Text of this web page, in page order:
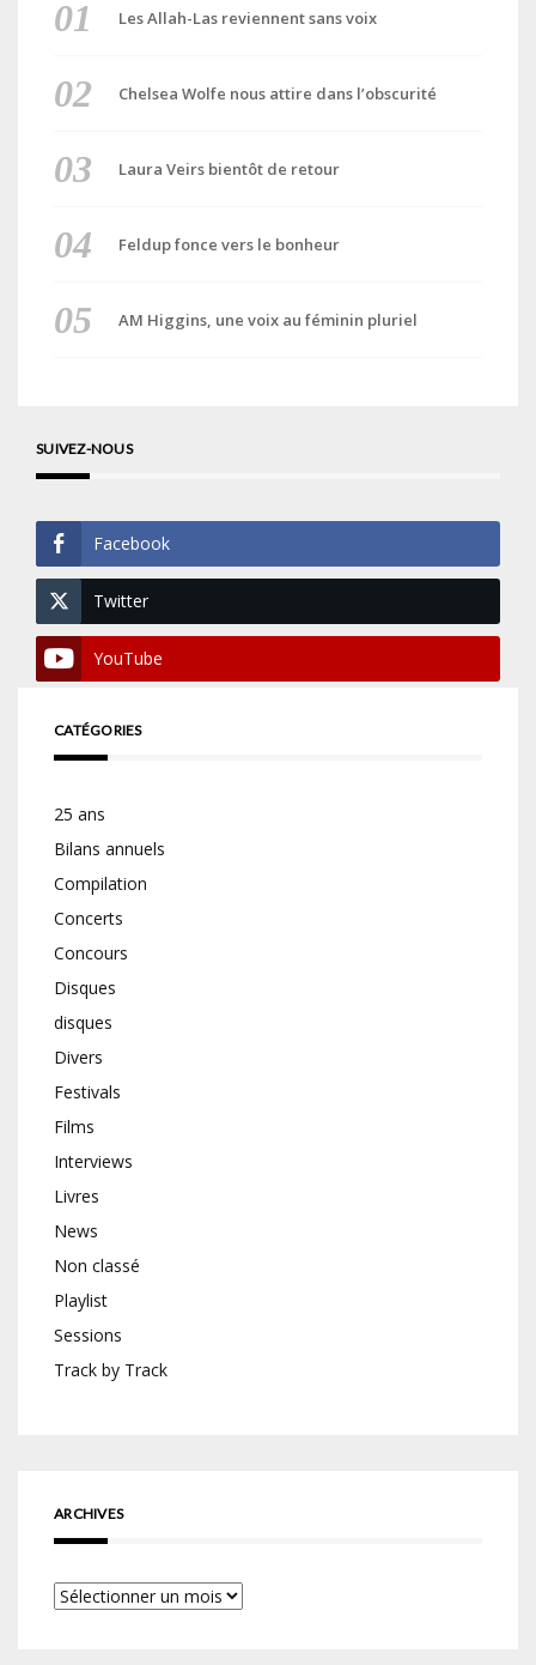
Les Allah-Las reviennent sans voix
Chelsea Wolfe nous attire dans l’obscurité
Laura Veirs bientôt de retour
Feldup fonce vers le bonheur
AM Higgins, une voix au féminin pluriel
SUIVEZ-NOUS
Facebook
Twitter
YouTube
CATÉGORIES
25 ans
Bilans annuels
Compilation
Concerts
Concours
Disques
disques
Divers
Festivals
Films
Interviews
Livres
News
Non classé
Playlist
Sessions
Track by Track
ARCHIVES
Archives